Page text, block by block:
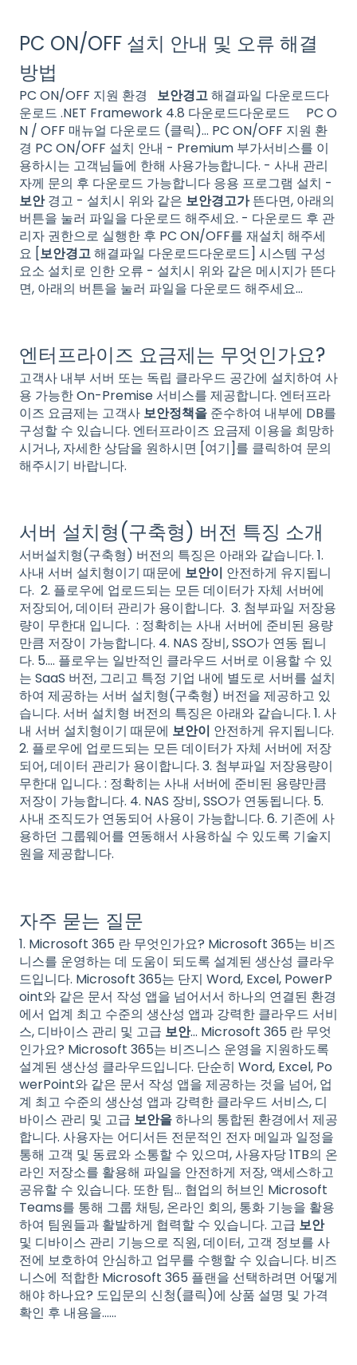
PC ON/OFF 설치 안내 및 오류 해결
방법
PC ON/OFF 지원 환경 보안경고해결파일 다운로드다
운로드 .NET Framework 4.8 다운로드다운로드 PC O
N / OFF 매뉴얼 다운로드 (클릭)… PC ON/OFF 지원 환
경 PC ON/OFF 설치 안내 - Premium 부가서비스를 이
용하시는 고객님들에 한해 사용가능합니다. - 사내 관리
자께 문의 후 다운로드 가능합니다 응용 프로그램 설치 -
보안경고 - 설치시 위와 같은 보안경고가뜬다면, 아래의
버튼을 눌러 파일을 다운로드 해주세요. - 다운로드 후 관
리자 권한으로 실행한 후 PC ON/OFF를 재설치 해주세
요 [보안경고해결파일 다운로드다운로드] 시스템 구성
요소 설치로 인한 오류 - 설치시 위와 같은 메시지가 뜬다
면, 아래의 버튼을 눌러 파일을 다운로드 해주세요...
엔터프라이즈 요금제는 무엇인가요?
고객사 내부 서버 또는 독립 클라우드 공간에 설치하여 사
용 가능한 On-Premise 서비스를 제공합니다. 엔터프라
이즈 요금제는 고객사 보안정책을 준수하여 내부에 DB를
구성할 수 있습니다. 엔터프라이즈 요금제 이용을 희망하
시거나, 자세한 상담을 원하시면 [여기]를 클릭하여 문의
해주시기 바랍니다.
서버 설치형(구축형) 버전 특징 소개
서버설치형(구축형) 버전의 특징은 아래와 같습니다. 1.
사내 서버 설치형이기 때문에 보안이 안전하게 유지됩니
다. 2. 플로우에 업로드되는 모든 데이터가 자체 서버에
저장되어, 데이터 관리가 용이합니다. 3. 첨부파일 저장용
량이 무한대 입니다. : 정확히는 사내 서버에 준비된 용량
만큼 저장이 가능합니다. 4. NAS 장비, SSO가 연동 됩니
다. 5.… 플로우는 일반적인 클라우드 서버로 이용할 수 있
는 SaaS 버전, 그리고 특정 기업 내에 별도로 서버를 설치
하여 제공하는 서버 설치형(구축형) 버전을 제공하고 있
습니다. 서버 설치형 버전의 특징은 아래와 같습니다. 1. 사
내 서버 설치형이기 때문에 보안이 안전하게 유지됩니다.
2. 플로우에 업로드되는 모든 데이터가 자체 서버에 저장
되어, 데이터 관리가 용이합니다. 3. 첨부파일 저장용량이
무한대 입니다. : 정확히는 사내 서버에 준비된 용량만큼
저장이 가능합니다. 4. NAS 장비, SSO가 연동됩니다. 5.
사내 조직도가 연동되어 사용이 가능합니다. 6. 기존에 사
용하던 그룹웨어를 연동해서 사용하실 수 있도록 기술지
원을 제공합니다.
자주 묻는 질문
1. Microsoft 365 란 무엇인가요? Microsoft 365는 비즈
니스를 운영하는 데 도움이 되도록 설계된 생산성 클라우
드입니다. Microsoft 365는 단지 Word, Excel, PowerP
oint와 같은 문서 작성 앱을 넘어서서 하나의 연결된 환경
에서 업계 최고 수준의 생산성 앱과 강력한 클라우드 서비
스, 디바이스 관리 및 고급 보안… Microsoft 365 란 무엇
인가요? Microsoft 365는 비즈니스 운영을 지원하도록
설계된 생산성 클라우드입니다. 단순히 Word, Excel, Po
werPoint와 같은 문서 작성 앱을 제공하는 것을 넘어, 업
계 최고 수준의 생산성 앱과 강력한 클라우드 서비스, 디
바이스 관리 및 고급 보안을하나의 통합된 환경에서 제공
합니다. 사용자는 어디서든 전문적인 전자 메일과 일정을
통해 고객 및 동료와 소통할 수 있으며, 사용자당 1TB의 온
라인 저장소를 활용해 파일을 안전하게 저장, 액세스하고
공유할 수 있습니다. 또한 팀… 협업의 허브인 Microsoft
Teams를 통해 그룹 채팅, 온라인 회의, 통화 기능을 활용
하여 팀원들과 활발하게 협력할 수 있습니다. 고급 보안
및 디바이스 관리 기능으로 직원, 데이터, 고객 정보를 사
전에 보호하여 안심하고 업무를 수행할 수 있습니다. 비즈
니스에 적합한 Microsoft 365 플랜을 선택하려면 어떻게
해야 하나요? 도입문의 신청(클릭)에 상품 설명 및 가격
확인 후 내용을…...